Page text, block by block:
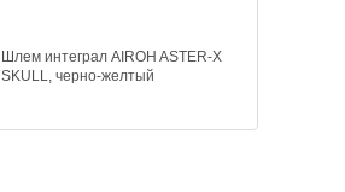
Шлем интеграл AIROH ASTER-X
SKULL, черно-желтый